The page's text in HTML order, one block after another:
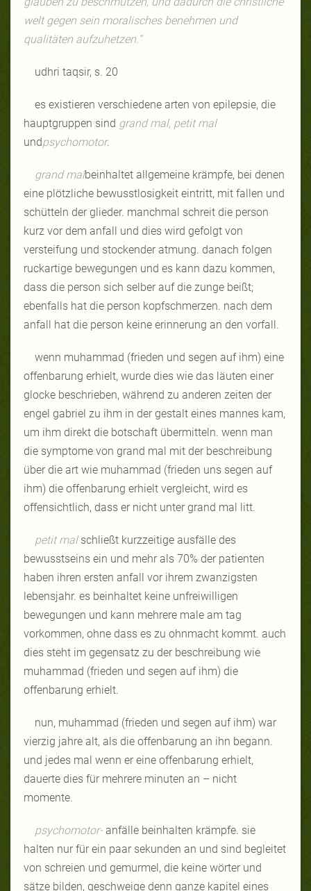
welt gegen sein moralisches benehmen und
qualitäten aufzuhetzen.“
udhri taqsir, s. 20
es existieren verschiedene arten von epilepsie, die
hauptgruppen sind grand mal, petit mal
undpsychomotor.
grand malbeinhaltet allgemeine krämpfe, bei denen
eine plötzliche bewusstlosigkeit eintritt, mit fallen und
schütteln der glieder. manchmal schreit die person
kurz vor dem anfall und dies wird gefolgt von
versteifung und stockender atmung. danach folgen
ruckartige bewegungen und es kann dazu kommen,
dass die person sich selber auf die zunge beißt;
ebenfalls hat die person kopfschmerzen. nach dem
anfall hat die person keine erinnerung an den vorfall.
wenn muhammad (frieden und segen auf ihm) eine
offenbarung erhielt, wurde dies wie das läuten einer
glocke beschrieben, während zu anderen zeiten der
engel gabriel zu ihm in der gestalt eines mannes kam,
um ihm direkt die botschaft übermitteln. wenn man
die symptome von grand mal mit der beschreibung
über die art wie muhammad (frieden uns segen auf
ihm) die offenbarung erhielt vergleicht, wird es
offensichtlich, dass er nicht unter grand mal litt.
petit mal schließt kurzzeitige ausfälle des
bewusstseins ein und mehr als 70% der patienten
haben ihren ersten anfall vor ihrem zwanzigsten
lebensjahr. es beinhaltet keine unfreiwilligen
bewegungen und kann mehrere male am tag
vorkommen, ohne dass es zu ohnmacht kommt. auch
dies steht im gegensatz zu der beschreibung wie
muhammad (frieden und segen auf ihm) die
offenbarung erhielt.
nun, muhammad (frieden und segen auf ihm) war
vierzig jahre alt, als die offenbarung an ihn begann.
und jedes mal wenn er eine offenbarung erhielt,
dauerte dies für mehrere minuten an – nicht
momente.
psychomotor- anfälle beinhalten krämpfe. sie
halten nur für ein paar sekunden an und sind begleitet
von schreien und gemurmel, die keine wörter und
sätze bilden, geschweige denn ganze kapitel eines